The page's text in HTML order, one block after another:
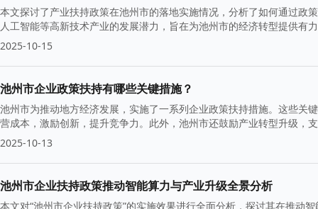
本文探讨了产业扶持政策在池州市的落地实施情况，分析了如何通过政
人工智能等高新技术产业的发展潜力，旨在为池州市的经济转型提供有
2025-10-15
池州市企业政策扶持有哪些关键措施？
池州市为推动地方经济发展，实施了一系列企业政策扶持措施。这些关
营成本，激励创新，提升竞争力。此外，池州市还鼓励产业转型升级，
环境。
2025-10-13
池州市企业扶持政策推动智能算力与产业升级全景分析
本文对“池州市企业扶持政策”的实施效果进行全面分析，探讨其在推动